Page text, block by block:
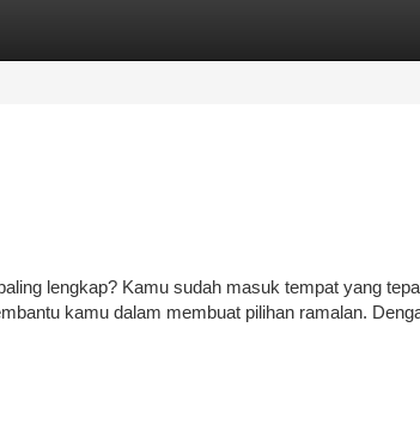
lengkap? Kamu sudah masuk tempat yang
kamu dalam membuat pilihan ramalan.